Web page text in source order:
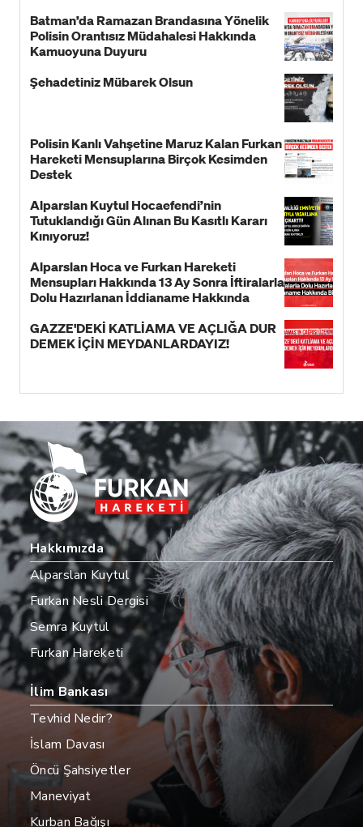
Batman’da Ramazan Brandasına Yönelik
Polisin Orantısız Müdahalesi Hakkında
Kamuoyuna Duyuru
Şehadetiniz Mübarek Olsun
Polisin Kanlı Vahşetine Maruz Kalan Furkan
Hareketi Mensuplarına Birçok Kesimden
Destek
Alparslan Kuytul Hocaefendi’nin
Tutuklandığı Gün Alınan Bu Kasıtlı Kararı
Kınıyoruz!
Alparslan Hoca ve Furkan Hareketi
Mensupları Hakkında 13 Ay Sonra İftiralarla
Dolu Hazırlanan İddianame Hakkında
GAZZE'DEKİ KATLİAMA VE AÇLIĞA DUR
DEMEK İÇİN MEYDANLARDAYIZ!
Hakkımızda
Alparslan Kuytul
Furkan Nesli Dergisi
Semra Kuytul
Furkan Hareketi
İlim Bankası
Tevhid Nedir?
İslam Davası
Öncü Şahsiyetler
Maneviyat
Kurban Bağışı